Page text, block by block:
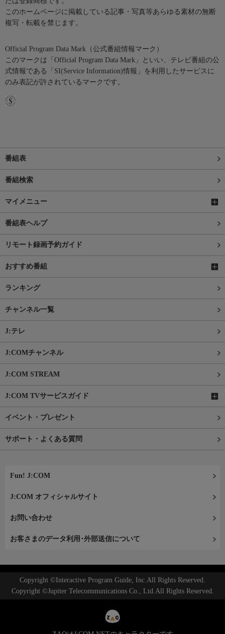
このホームページに掲載している記事・写真等あらゆる素材の無断
複写・転載を禁じます。
Official Program Data Mark（公式番組情報マーク）
このマークは「Official Program Data Mark」といい、テレビ番組の公
式情報である「SI(Service Information)情報」を利用したサービスに
のみ表記が許されているマークです。
番組表
番組検索
マイメニュー
番組表ヘルプ
リモート録画予約ガイド
おすすめ番組
ランキング
チャンネル一覧
J:テレ
J:COMチャンネル
J:COM STREAM
J:COM TVサービスガイド
イベント・プレゼント
サポート・よくある質問
Fun! J:COM
J:COM オフィシャルサイト
お問い合わせ
お客さまのデータ利用･外部送信について
Copyright ©Interactive Program Guide, Inc.All Rights Reserved.
Copyright ©Jupiter Telecommunications Co., Ltd.All Rights Reserved.